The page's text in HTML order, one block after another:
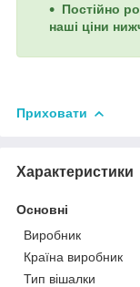
Постійно
наші ціни
Приховати
Характеристики
Основні
Виробник
Країна виробник
Тип вішалки